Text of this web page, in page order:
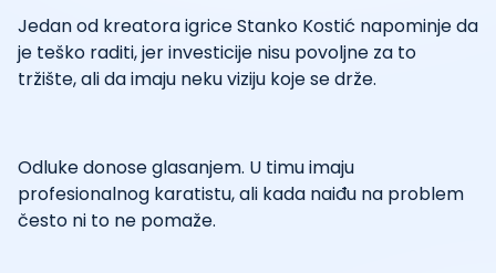
Jedan od kreatora igrice Stanko Kostić napominje da
je teško raditi, jer investicije nisu povoljne za to
tržište, ali da imaju neku viziju koje se drže.
Odluke donose glasanjem. U timu imaju
profesionalnog karatistu, ali kada naiđu na problem
često ni to ne pomaže.